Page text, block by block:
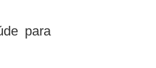
para